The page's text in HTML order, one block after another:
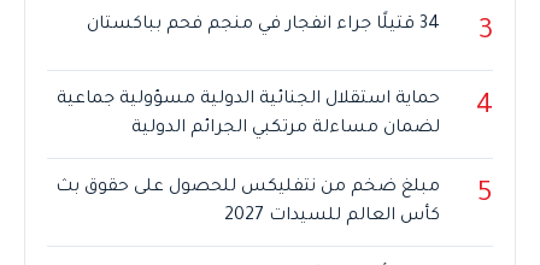
3 34 قتيلًا جراء انفجار في منجم فحم بباكستان
4
حماية استقلال الجنائية الدولية مسؤولية جماعية
لضمان مساءلة مرتكبي الجرائم الدولية
5
مبلغ ضخم من نتفليكس للحصول على حقوق بث
كأس العالم للسيدات 2027